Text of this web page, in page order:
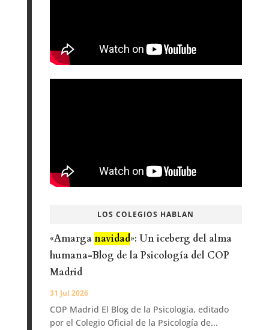
LOS COLEGIOS HABLAN
«Amarganavidad»: Un iceberg del alma
humana-Blog de la Psicología del COP
Madrid
31 Jul 2026
COP Madrid El Blog de la Psicología, editado
por el Colegio Oficial de la Psicología de...